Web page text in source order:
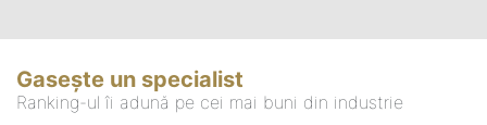
Gasește un specialist
Ranking-ul îi adună pe cei mai buni din industrie